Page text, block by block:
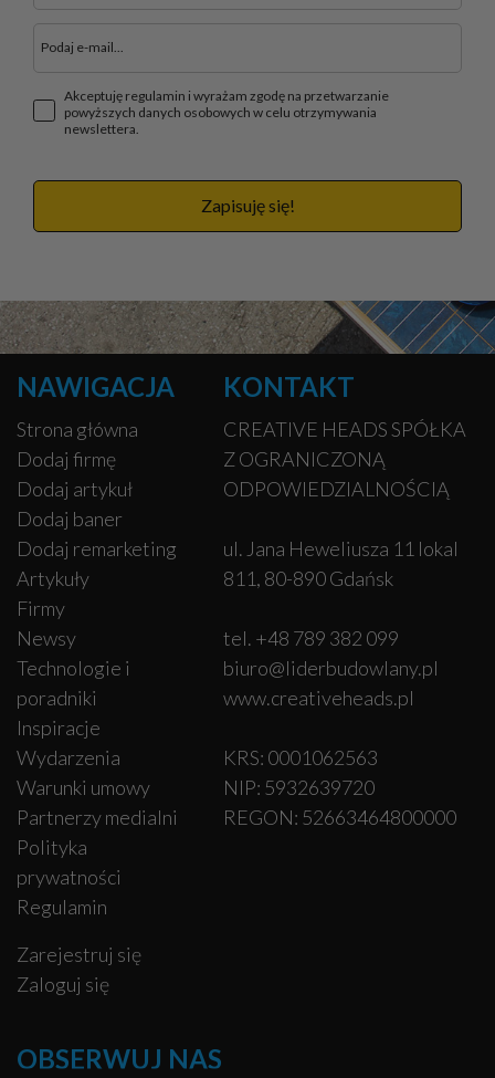
Akceptuję regulamin i wyrażam zgodę na przetwarzanie
powyższych danych osobowych w celu otrzymywania
newslettera.
Zapisuję się!
NAWIGACJA
Strona główna
Dodaj firmę
Dodaj artykuł
Dodaj baner
Dodaj remarketing
Artykuły
Firmy
Newsy
Technologie i
poradniki
Inspiracje
Wydarzenia
Warunki umowy
Partnerzy medialni
Polityka
prywatności
Regulamin
Zarejestruj się
Zaloguj się
KONTAKT
CREATIVE HEADS SPÓŁKA
Z OGRANICZONĄ
ODPOWIEDZIALNOŚCIĄ
ul. Jana Heweliusza 11 lokal
811, 80-890 Gdańsk
tel. +48 789 382 099
biuro@liderbudowlany.pl
www.creativeheads.pl
KRS: 0001062563
NIP: 5932639720
REGON: 52663464800000
OBSERWUJ NAS